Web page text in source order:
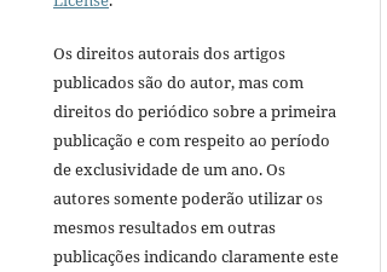
Os direitos autorais dos artigos
publicados são do autor, mas com
direitos do periódico sobre a primeira
publicação e com respeito ao período
de exclusividade de um ano. Os
autores somente poderão utilizar os
mesmos resultados em outras
publicações indicando claramente este